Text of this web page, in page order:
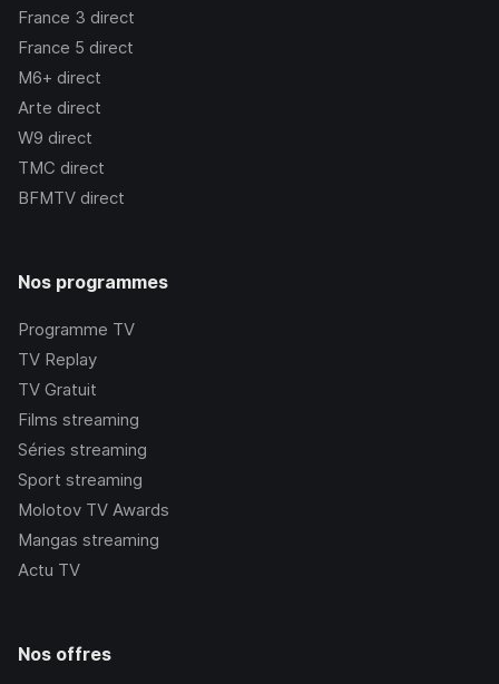
France 3 direct
France 5 direct
M6+ direct
Arte direct
W9 direct
TMC direct
BFMTV direct
Nos programmes
Programme TV
TV Replay
TV Gratuit
Films streaming
Séries streaming
Sport streaming
Molotov TV Awards
Mangas streaming
Actu TV
Nos offres